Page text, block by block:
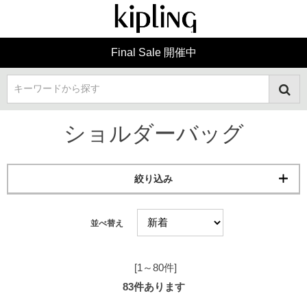
Final Sale 開催中
キーワードから探す
ショルダーバッグ
絞り込み
並べ替え
[1～80件]
83件あります